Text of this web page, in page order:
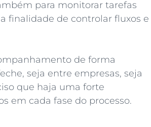
para monitorar tarefas
finalidade de controlar fluxos e
de forma
seja entre empresas, seja
que haja uma forte
em cada fase do processo.